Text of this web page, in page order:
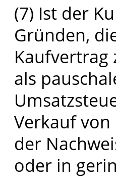
(7) Ist der
Gründen,
als
Verkauf
der
oder in